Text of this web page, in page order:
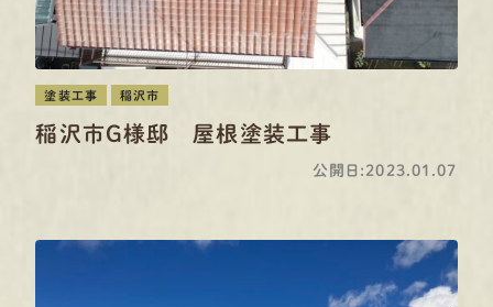
塗装工事 稲沢市
稲沢市G様邸 屋根塗装工事
公開日:2023.01.07